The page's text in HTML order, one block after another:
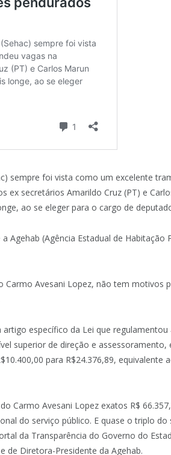
sempre foi vista como um excelente
ex secretários Amarildo Cruz (PT) e
ao se eleger para o cargo de
Agehab (Agência Estadual de Habitação
Avesani Lopez, não tem motivos
específico da Lei que regulamentou
superior de direção e assessoramento,
para R$24.376,89, equivalente
Carmo Avesani Lopez exatos R$
do serviço público. E quase o triplo do
da Transparência do Governo do
de Diretora-Presidente da Agehab.